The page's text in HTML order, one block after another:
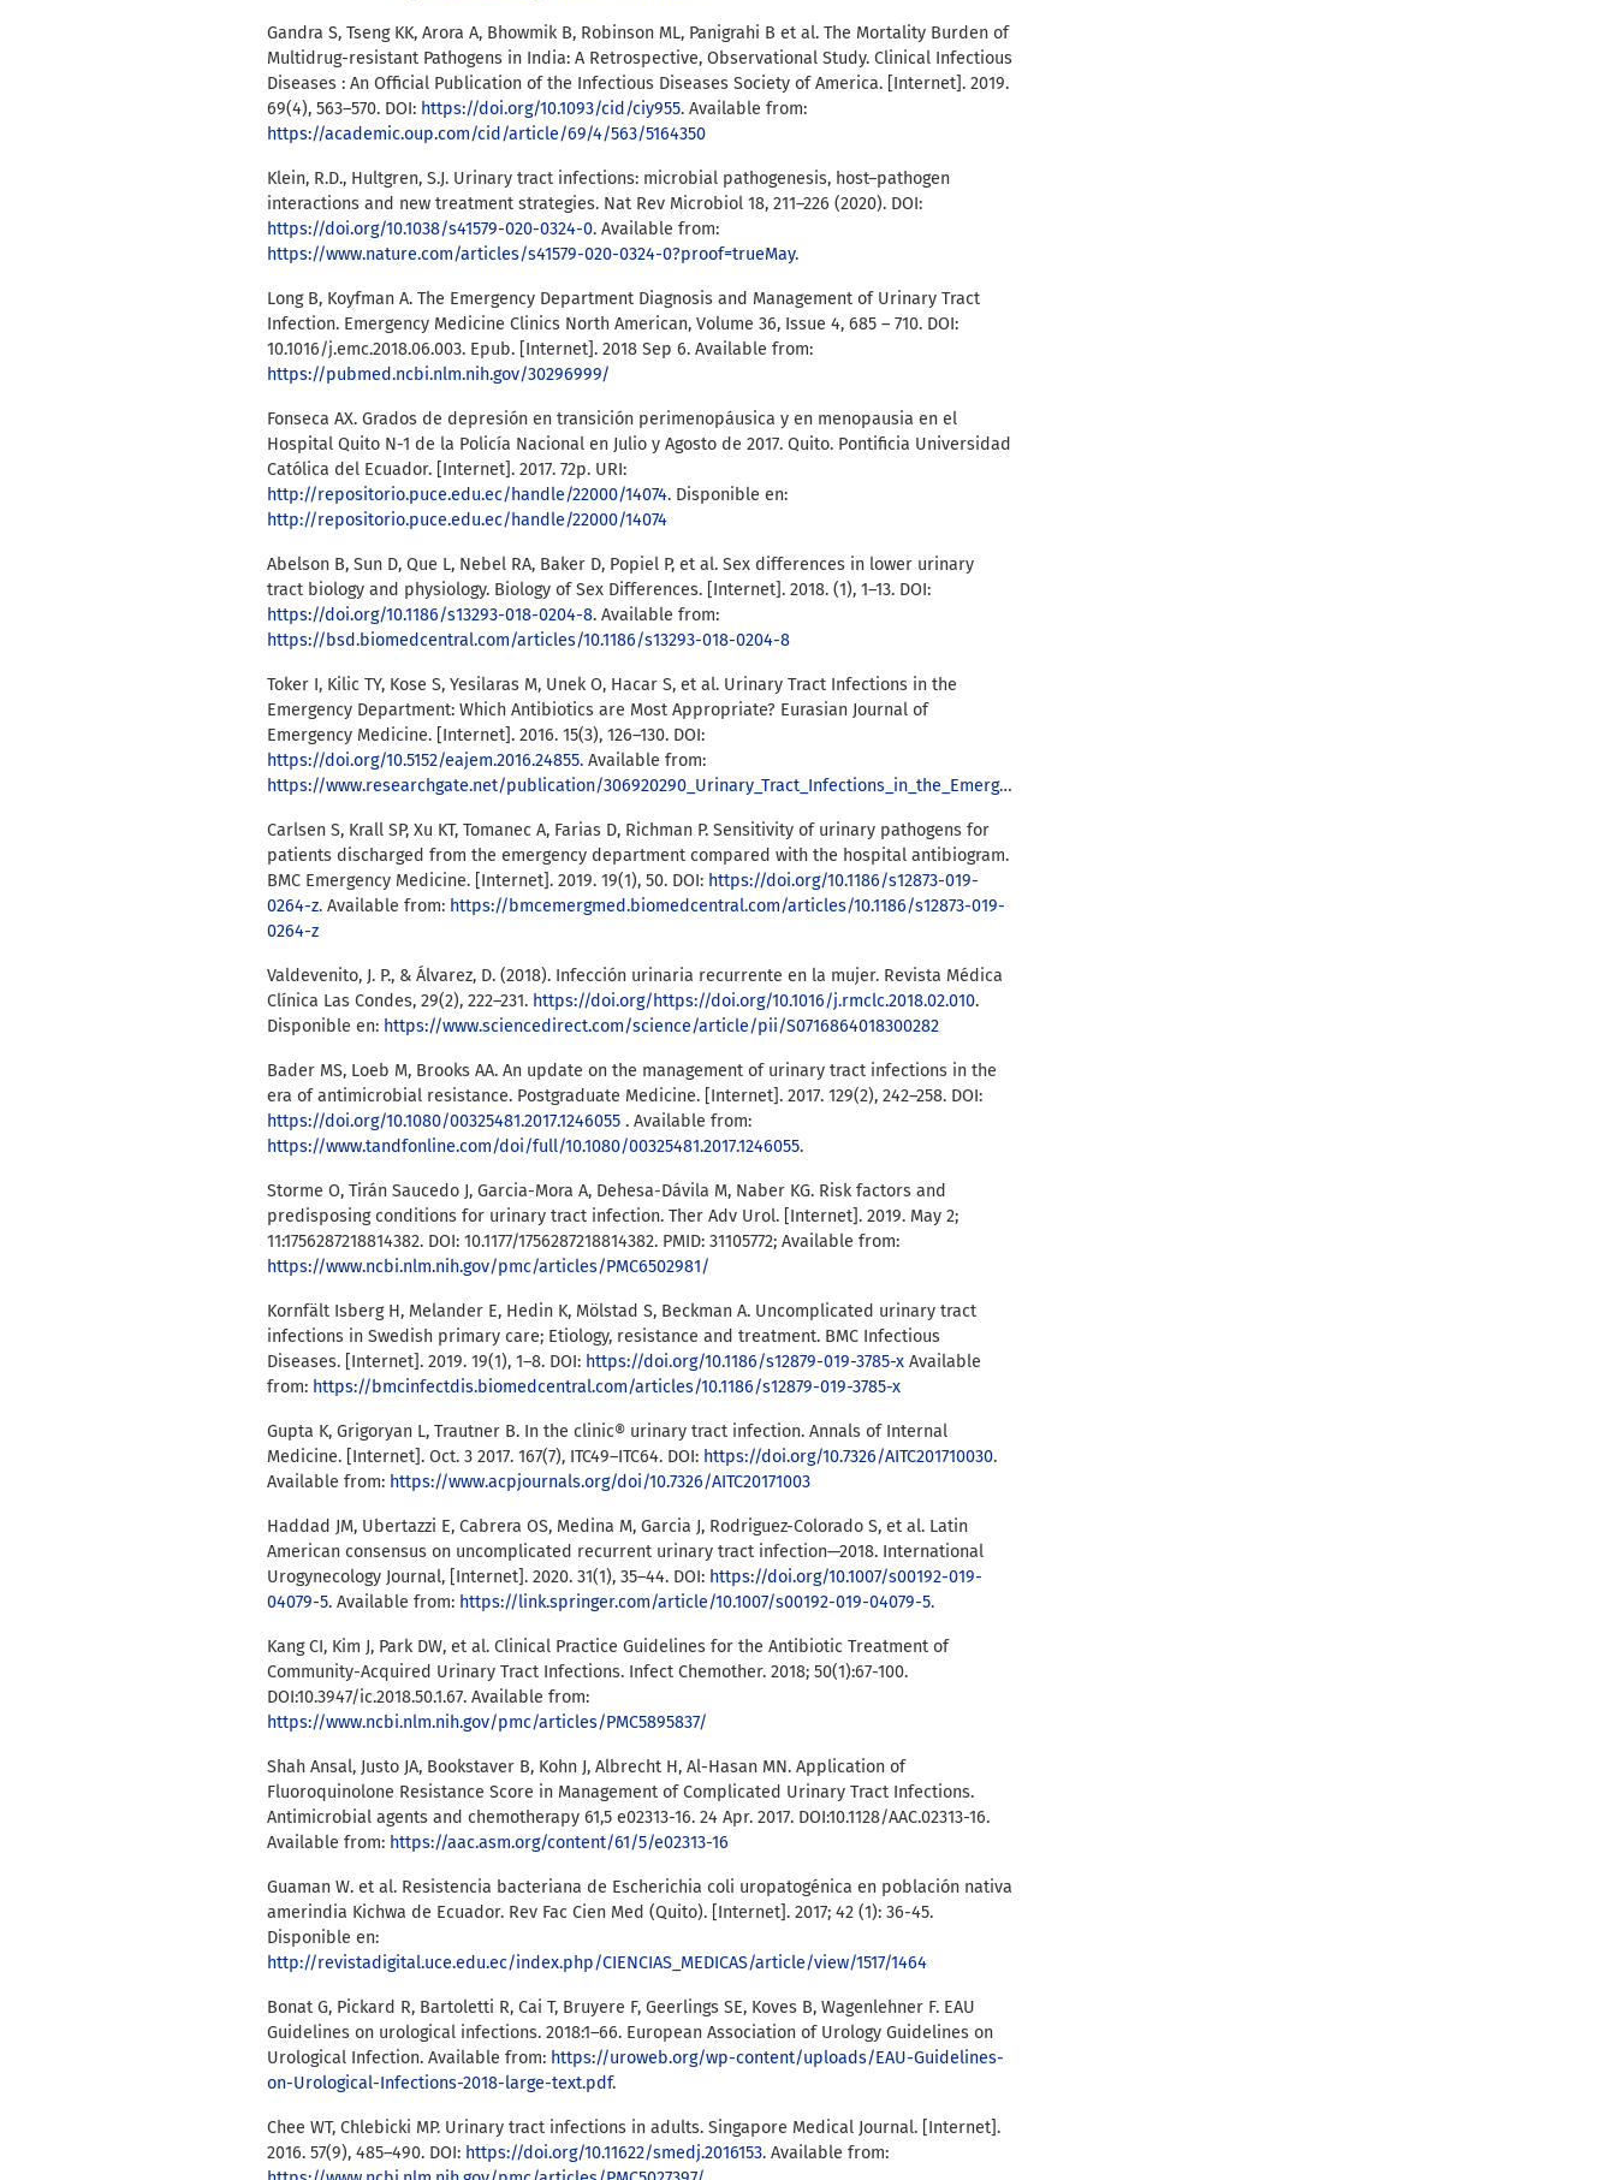
Gandra S, Tseng KK, Arora A, Bhowmik B, Robinson ML, Panigrahi B et al. The Mortality Burden of
Multidrug-resistant Pathogens in India: A Retrospective, Observational Study. Clinical Infectious
Diseases : An Official Publication of the Infectious Diseases Society of America. [Internet]. 2019.
69(4), 563–570. DOI: https://doi.org/10.1093/cid/ciy955. Available from:
https://academic.oup.com/cid/article/69/4/563/5164350
Klein, R.D., Hultgren, S.J. Urinary tract infections: microbial pathogenesis, host–pathogen
interactions and new treatment strategies. Nat Rev Microbiol 18, 211–226 (2020). DOI:
https://doi.org/10.1038/s41579-020-0324-0. Available from:
https://www.nature.com/articles/s41579-020-0324-0?proof=trueMay.
Long B, Koyfman A. The Emergency Department Diagnosis and Management of Urinary Tract
Infection. Emergency Medicine Clinics North American, Volume 36, Issue 4, 685 – 710. DOI:
10.1016/j.emc.2018.06.003. Epub. [Internet]. 2018 Sep 6. Available from:
https://pubmed.ncbi.nlm.nih.gov/30296999/
Fonseca AX. Grados de depresión en transición perimenopáusica y en menopausia en el
Hospital Quito N-1 de la Policía Nacional en Julio y Agosto de 2017. Quito. Pontificia Universidad
Católica del Ecuador. [Internet]. 2017. 72p. URI:
http://repositorio.puce.edu.ec/handle/22000/14074. Disponible en:
http://repositorio.puce.edu.ec/handle/22000/14074
Abelson B, Sun D, Que L, Nebel RA, Baker D, Popiel P, et al. Sex differences in lower urinary
tract biology and physiology. Biology of Sex Differences. [Internet]. 2018. (1), 1–13. DOI:
https://doi.org/10.1186/s13293-018-0204-8. Available from:
https://bsd.biomedcentral.com/articles/10.1186/s13293-018-0204-8
Toker I, Kilic TY, Kose S, Yesilaras M, Unek O, Hacar S, et al. Urinary Tract Infections in the
Emergency Department: Which Antibiotics are Most Appropriate? Eurasian Journal of
Emergency Medicine. [Internet]. 2016. 15(3), 126–130. DOI:
https://doi.org/10.5152/eajem.2016.24855. Available from:
https://www.researchgate.net/publication/306920290_Urinary_Tract_Infections_in_the_Emergency_Department_Which_Antibiotics_are_Most_Appropriate
Carlsen S, Krall SP, Xu KT, Tomanec A, Farias D, Richman P. Sensitivity of urinary pathogens for
patients discharged from the emergency department compared with the hospital antibiogram.
BMC Emergency Medicine. [Internet]. 2019. 19(1), 50. DOI: https://doi.org/10.1186/s12873-019-
0264-z. Available from: https://bmcemergmed.biomedcentral.com/articles/10.1186/s12873-019-
0264-z
Valdevenito, J. P., & Álvarez, D. (2018). Infección urinaria recurrente en la mujer. Revista Médica
Clínica Las Condes, 29(2), 222–231. https://doi.org/https://doi.org/10.1016/j.rmclc.2018.02.010.
Disponible en: https://www.sciencedirect.com/science/article/pii/S0716864018300282
Bader MS, Loeb M, Brooks AA. An update on the management of urinary tract infections in the
era of antimicrobial resistance. Postgraduate Medicine. [Internet]. 2017. 129(2), 242–258. DOI:
https://doi.org/10.1080/00325481.2017.1246055 . Available from:
https://www.tandfonline.com/doi/full/10.1080/00325481.2017.1246055.
Storme O, Tirán Saucedo J, Garcia-Mora A, Dehesa-Dávila M, Naber KG. Risk factors and
predisposing conditions for urinary tract infection. Ther Adv Urol. [Internet]. 2019. May 2;
11:1756287218814382. DOI: 10.1177/1756287218814382. PMID: 31105772; Available from:
https://www.ncbi.nlm.nih.gov/pmc/articles/PMC6502981/
Kornfält Isberg H, Melander E, Hedin K, Mölstad S, Beckman A. Uncomplicated urinary tract
infections in Swedish primary care; Etiology, resistance and treatment. BMC Infectious
Diseases. [Internet]. 2019. 19(1), 1–8. DOI: https://doi.org/10.1186/s12879-019-3785-x Available
from: https://bmcinfectdis.biomedcentral.com/articles/10.1186/s12879-019-3785-x
Gupta K, Grigoryan L, Trautner B. In the clinic® urinary tract infection. Annals of Internal
Medicine. [Internet]. Oct. 3 2017. 167(7), ITC49–ITC64. DOI: https://doi.org/10.7326/AITC201710030.
Available from: https://www.acpjournals.org/doi/10.7326/AITC20171003
Haddad JM, Ubertazzi E, Cabrera OS, Medina M, Garcia J, Rodriguez-Colorado S, et al. Latin
American consensus on uncomplicated recurrent urinary tract infection—2018. International
Urogynecology Journal, [Internet]. 2020. 31(1), 35–44. DOI: https://doi.org/10.1007/s00192-019-
04079-5. Available from: https://link.springer.com/article/10.1007/s00192-019-04079-5.
Kang CI, Kim J, Park DW, et al. Clinical Practice Guidelines for the Antibiotic Treatment of
Community-Acquired Urinary Tract Infections. Infect Chemother. 2018; 50(1):67-100.
DOI:10.3947/ic.2018.50.1.67. Available from:
https://www.ncbi.nlm.nih.gov/pmc/articles/PMC5895837/
Shah Ansal, Justo JA, Bookstaver B, Kohn J, Albrecht H, Al-Hasan MN. Application of
Fluoroquinolone Resistance Score in Management of Complicated Urinary Tract Infections.
Antimicrobial agents and chemotherapy 61,5 e02313-16. 24 Apr. 2017. DOI:10.1128/AAC.02313-16.
Available from: https://aac.asm.org/content/61/5/e02313-16
Guaman W. et al. Resistencia bacteriana de Escherichia coli uropatogénica en población nativa
amerindia Kichwa de Ecuador. Rev Fac Cien Med (Quito). [Internet]. 2017; 42 (1): 36-45.
Disponible en:
http://revistadigital.uce.edu.ec/index.php/CIENCIAS_MEDICAS/article/view/1517/1464
Bonat G, Pickard R, Bartoletti R, Cai T, Bruyere F, Geerlings SE, Koves B, Wagenlehner F. EAU
Guidelines on urological infections. 2018:1–66. European Association of Urology Guidelines on
Urological Infection. Available from: https://uroweb.org/wp-content/uploads/EAU-Guidelines-
on-Urological-Infections-2018-large-text.pdf.
Chee WT, Chlebicki MP. Urinary tract infections in adults. Singapore Medical Journal. [Internet].
2016. 57(9), 485–490. DOI: https://doi.org/10.11622/smedj.2016153. Available from: